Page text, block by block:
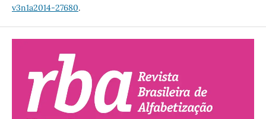
v3n1a2014-27680.